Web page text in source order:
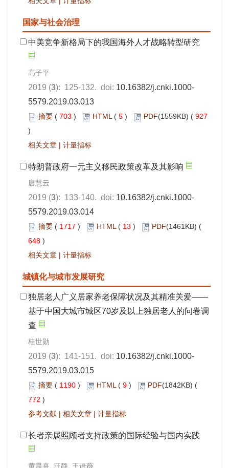
国家与社会治理
中美竞争新格局下的我国海外人才战略转型研究
高子平
2019 (3): 125-132. doi: 10.16382/j.cnki.1000-
5579.2019.03.013
摘要 ( 703 ) HTML( 5 ) PDF(1559KB) ( 927
)
相关文章 | 计量指标
特朗普政府一元主义移民政策改革及其影响
唐慧云
2019 (3): 133-140. doi: 10.16382/j.cnki.1000-
5579.2019.03.014
摘要 ( 1717 ) HTML( 13 ) PDF(1461KB) (
648 )
相关文章 | 计量指标
城镇化与城市发展研究
独居老人广义居家养老保障状况及其精准关爱——
基于中国大城市城区70岁及以上独居老人的问卷调
查
桂世勋
2019 (3): 141-151. doi: 10.16382/j.cnki.1000-
5579.2019.03.015
摘要 ( 1190 ) HTML( 9 ) PDF(1842KB) (
772 )
参考文献 | 相关文章 | 计量指标
长者亲属照顾者支持政策的国际经验与国内实践
黄晨熹, 汪静, 王语薇